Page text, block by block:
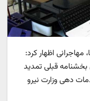
مهاجرانی اظهار کرد:
بخشنامه قبلی تمدید
دهی وزارت نیرو